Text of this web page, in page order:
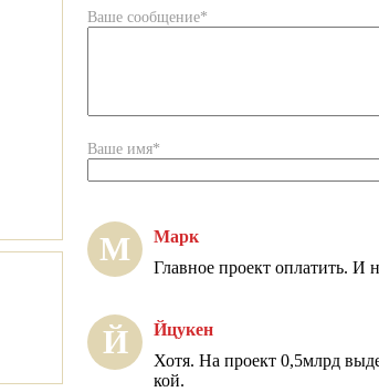
Ваше сообщение*
Ваше имя*
М Марк
Главное проект оплатить. И
Й Йцукен
Хотя. На проект 0,5млрд
кой.